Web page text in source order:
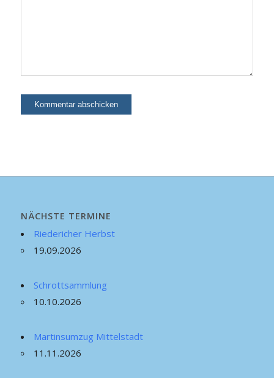
NÄCHSTE TERMINE
Riedericher Herbst
19.09.2026
Schrottsammlung
10.10.2026
Martinsumzug Mittelstadt
11.11.2026